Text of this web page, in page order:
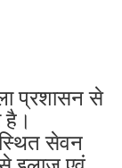
प्रशासन से
है।
सेवन